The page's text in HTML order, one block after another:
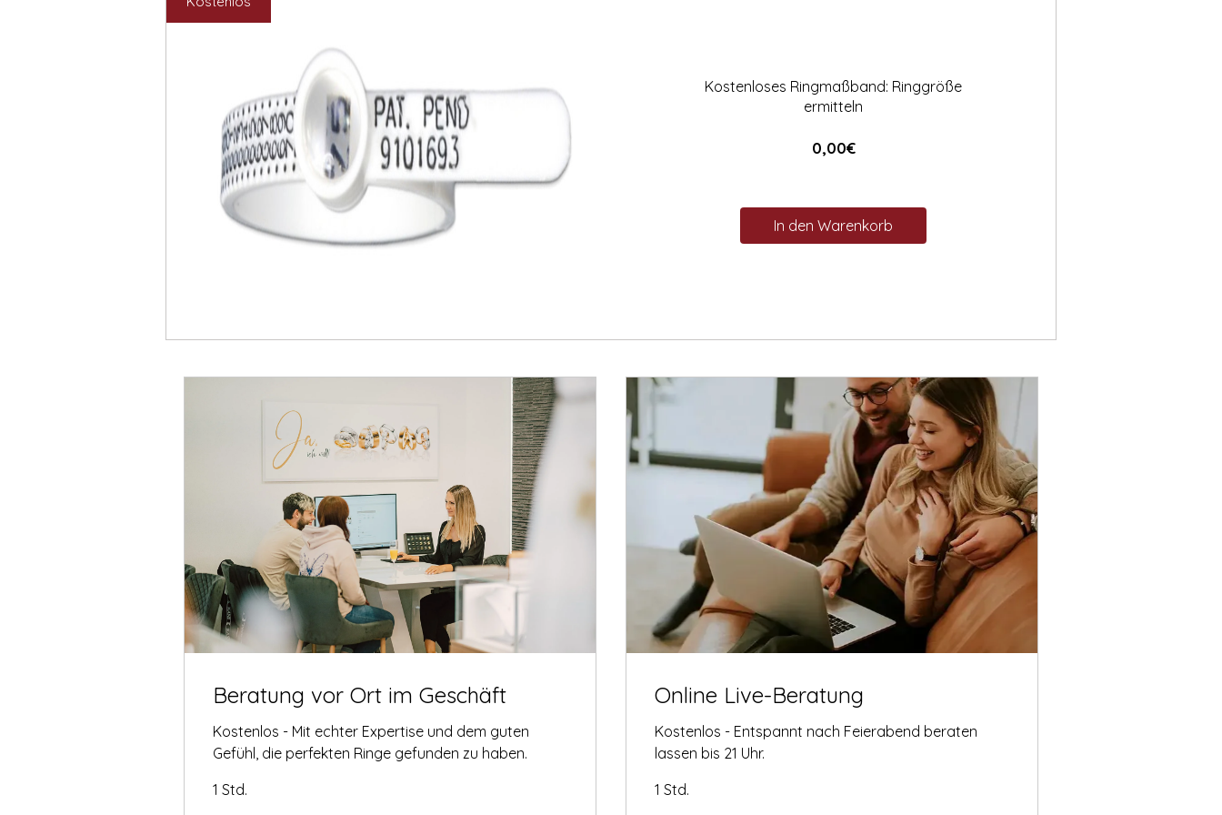
Kostenloses Ringmaßband: Ringgröße
ermitteln
0,00€Preis
In den Warenkorb
Beratung vor Ort im Geschäft
Kostenlos - Mit echter Expertise und dem guten
Gefühl, die perfekten Ringe gefunden zu haben.
1 Std.
Online Live-Beratung
Kostenlos - Entspannt nach Feierabend beraten
lassen bis 21 Uhr.
1 Std.